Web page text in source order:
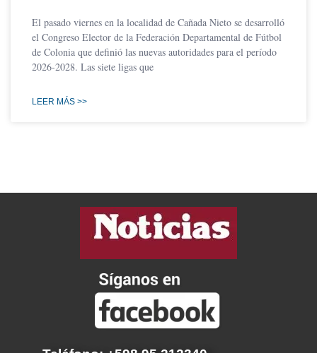
El pasado viernes en la localidad de Cañada Nieto se desarrolló
el Congreso Elector de la Federación Departamental de Fútbol
de Colonia que definió las nuevas autoridades para el período
2026-2028. Las siete ligas que
LEER MÁS >>